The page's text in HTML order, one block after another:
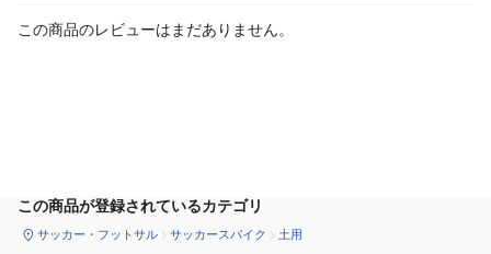
この商品のレビューはまだありません。
この商品が登録されているカテゴリ
サッカー・フットサル サッカースパイク 土用